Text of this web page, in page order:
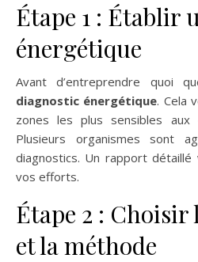
Étape 1 : Établir
énergétique
Avant d’entreprendre quoi
diagnostic énergétique. Cela
zones les plus sensibles aux
Plusieurs organismes sont
diagnostics. Un rapport
vos efforts.
Étape 2 :
et la méthode